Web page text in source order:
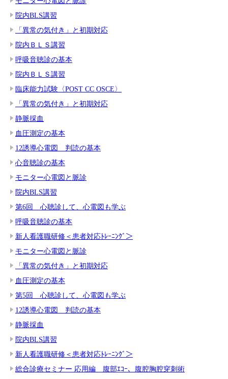
院内BLS講習
「異常の気付き」と初期対応
院内ＢＬＳ講習
呼吸音聴診の基本
院内ＢＬＳ講習
臨床能力試験〈POST CC OSCE〉
「異常の気付き」と初期対応
静脈採血
血圧測定の基本
12誘導心電図 判読の基本
心音聴診の基本
モニター心電図と脈診
院内BLS講習
第6回 心聴診して、心電図も学ぶ
呼吸音聴診の基本
新人看護職研修＜患者対応ﾄﾚｰﾆﾝｸﾞ＞
モニター心電図と脈診
「異常の気付き」と初期対応
血圧測定の基本
第5回 心聴診して、心電図も学ぶ
12誘導心電図 判読の基本
静脈採血
院内BLS講習
新人看護職研修＜患者対応ﾄﾚｰﾆﾝｸﾞ＞
総合診療セミナー 応用編 腹部ｴｺｰ、腹腔胸腔穿刺術